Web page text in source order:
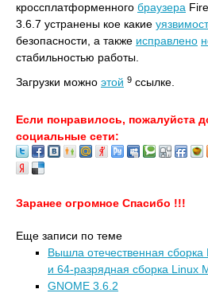
кроссплатформенного браузера
3.6.7 устранены кое какие
безопасности, а также исправлено
стабильностью работы.
Загрузки можно этой 9 ссылке.
Если понравилось, пожалуйста
социальные сети:
Заранее огромное Спасибо !!!
Еще записи по теме
Вышла отечественная
и 64-разрядная сборка Linux
GNOME 3.6.2